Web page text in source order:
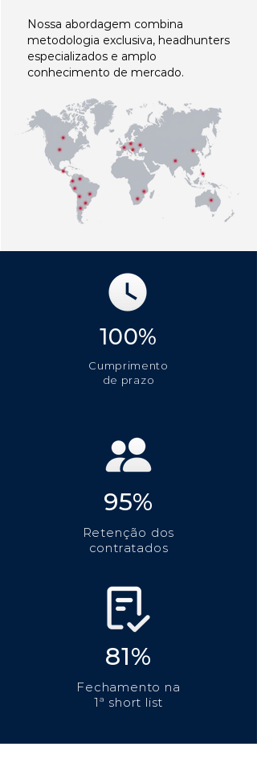
Nossa abordagem combina
metodologia exclusiva, headhunters
especializados e amplo
conhecimento de mercado.
100%
Cumprimento
de prazo
95%
Retenção dos
contratados
81%
Fechamento na
1ª short list